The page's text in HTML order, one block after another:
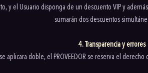
y el Usuario disponga de un descuento VIP y
sumarán dos descuentos
4. Transparencia y errores
aplicara doble, el PROVEEDOR se reserva el